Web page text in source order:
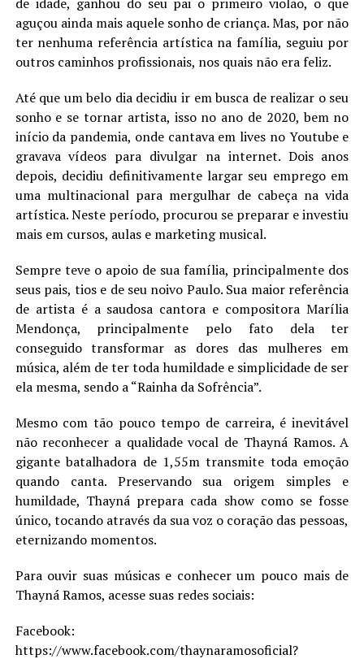
aguçou ainda mais aquele sonho de criança. Mas, por não
ter nenhuma referência artística na família, seguiu por
outros caminhos profissionais, nos quais não era feliz.
Até que um belo dia decidiu ir em busca de realizar o seu
sonho e se tornar artista, isso no ano de 2020, bem no
início da pandemia, onde cantava em lives no Youtube e
gravava vídeos para divulgar na internet. Dois anos
depois, decidiu definitivamente largar seu emprego em
uma multinacional para mergulhar de cabeça na vida
artística. Neste período, procurou se preparar e investiu
mais em cursos, aulas e marketing musical.
Sempre teve o apoio de sua família, principalmente dos
seus pais, tios e de seu noivo Paulo. Sua maior referência
de artista é a saudosa cantora e compositora Marília
Mendonça, principalmente pelo fato dela ter
conseguido transformar as dores das mulheres em
música, além de ter toda humildade e simplicidade de ser
ela mesma, sendo a “Rainha da Sofrência”.
Mesmo com tão pouco tempo de carreira, é inevitável
não reconhecer a qualidade vocal de Thayná Ramos. A
gigante batalhadora de 1,55m transmite toda emoção
quando canta. Preservando sua origem simples e
humildade, Thayná prepara cada show como se fosse
único, tocando através da sua voz o coração das pessoas,
eternizando momentos.
Para ouvir suas músicas e conhecer um pouco mais de
Thayná Ramos, acesse suas redes sociais:
Facebook:
https://www.facebook.com/thaynaramosoficial?